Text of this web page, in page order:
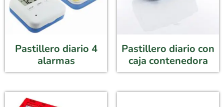
Pastillero diario 4
alarmas
Pastillero diario con
caja contenedora